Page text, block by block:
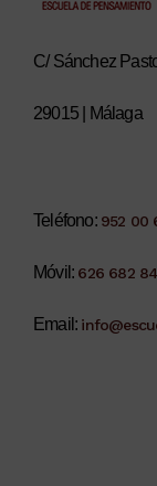
C/ Sánchez
29015 | Málaga
Teléfono: 952 00
Móvil: 626 682
Email: